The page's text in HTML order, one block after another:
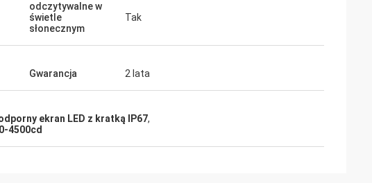
odczytywalne w
świetle
słonecznym
Tak
Gwarancja 2 lata
ekran LED z kratką IP67,
4500cd